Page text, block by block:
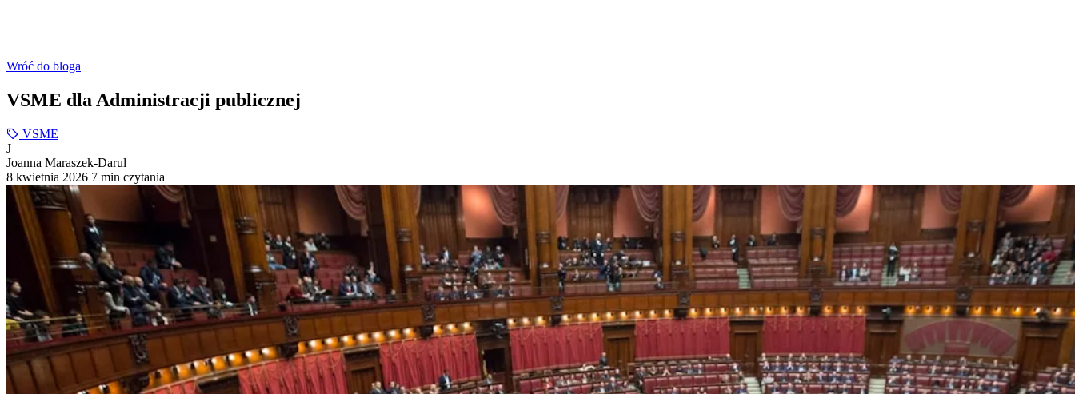
Wróć do bloga
VSME dla Administracji publicznej
VSME
J
Joanna Maraszek-Darul
8 kwietnia 2026 7 min czytania